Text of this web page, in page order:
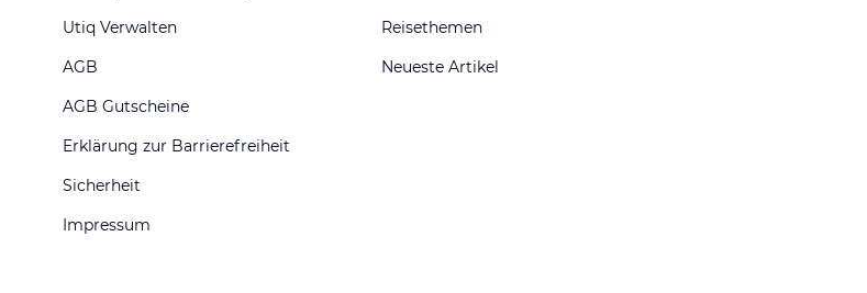
Utiq Verwalten
AGB
AGB Gutscheine
Erklärung zur Barrierefreiheit
Sicherheit
Impressum
Reisethemen
Neueste Artikel